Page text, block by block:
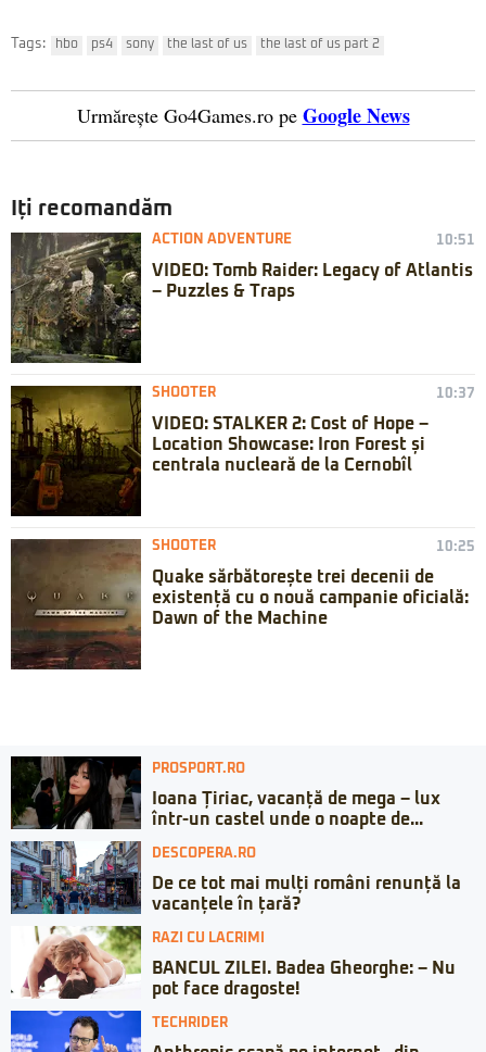
Tags: hbo ps4 sony the last of us the last of us part 2
Urmărește Go4Games.ro pe Google News
Iți recomandăm
ACTION ADVENTURE 10:51
VIDEO: Tomb Raider: Legacy of Atlantis
– Puzzles & Traps
SHOOTER 10:37
VIDEO: STALKER 2: Cost of Hope –
Location Showcase: Iron Forest și
centrala nucleară de la Cernobîl
SHOOTER 10:25
Quake sărbătorește trei decenii de
existență cu o nouă campanie oficială:
Dawn of the Machine
PROSPORT.RO
Ioana Țiriac, vacanță de mega – lux
într-un castel unde o noapte de...
DESCOPERA.RO
De ce tot mai mulți români renunță la
vacanțele în țară?
RAZI CU LACRIMI
BANCUL ZILEI. Badea Gheorghe: – Nu
pot face dragoste!
TECHRIDER